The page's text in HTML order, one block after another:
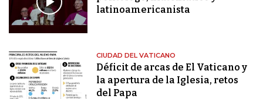
latinoamericanista
CIUDAD DEL VATICANO
Déficit de arcas de El Vaticano y
la apertura de la Iglesia, retos
del Papa